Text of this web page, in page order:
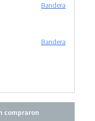
Bandera
Bandera
compraron